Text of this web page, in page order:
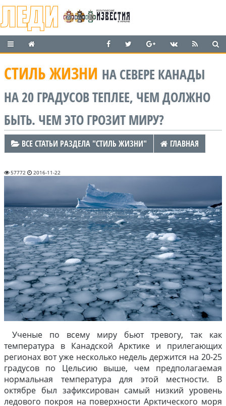
СТИЛЬ ЖИЗНИ НА СЕВЕРЕ КАНАДЫ
НА 20 ГРАДУСОВ ТЕПЛЕЕ, ЧЕМ ДОЛЖНО
БЫТЬ. ЧЕМ ЭТО ГРОЗИТ МИРУ?
ВСЕ СТАТЬИ РАЗДЕЛА "СТИЛЬ ЖИЗНИ" ГЛАВНАЯ
57772 2016-11-22
Ученые по всему миру бьют тревогу, так как
температура в Канадской Арктике и прилегающих
регионах вот уже несколько недель держится на 20-25
градусов по Цельсию выше, чем предполагаемая
нормальная температура для этой местности. В
октябре был зафиксирован самый низкий уровень
ледового покроя на поверхности Арктического моря